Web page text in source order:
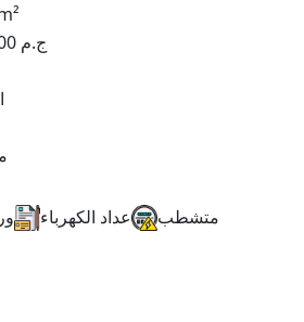
ج.م
متشطب عداد الكهرباء